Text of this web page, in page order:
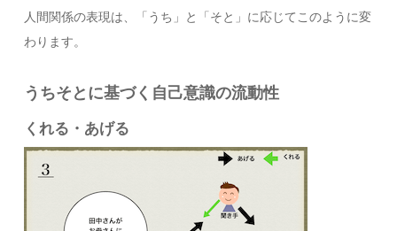
人間関係の表現は、「うち」と「そと」に応じてこのように変
わります。
うちそとに基づく自己意識の流動性
くれる・あげる